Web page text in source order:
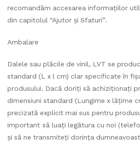
recomandăm accesarea informațiilor
din capitolul “Ajutor și Sfaturi”.
Ambalare
Dalele sau plăcile de vinil, LVT se
standard (L x l cm) clar specificate în
produsului. Dacă doriți să achiziționați
dimensiuni standard (Lungime x lățime
precizată explicit mai sus pentru
important să luați legătura cu noi
și să ne transmiteți dorința